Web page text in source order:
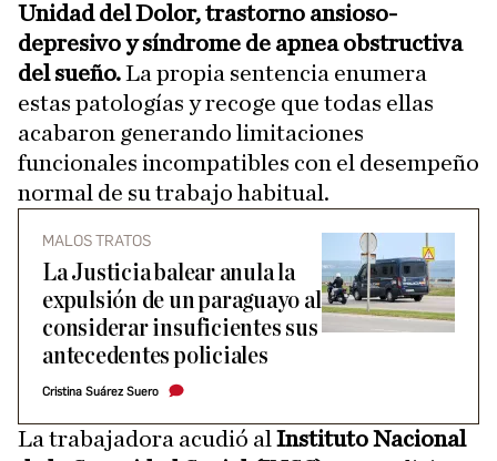
Unidad del Dolor, trastorno ansioso-
depresivo y síndrome de apnea obstructiva
del sueño.La propia sentencia enumera
estas patologías y recoge que todas ellas
acabaron generando limitaciones
funcionales incompatibles con el desempeño
normal de su trabajo habitual.
MALOS TRATOS
La Justicia balear anula la
expulsión de un paraguayo al
considerar insuficientes sus
antecedentes policiales
Cristina Suárez Suero
La trabajadora acudió al Instituto Nacional